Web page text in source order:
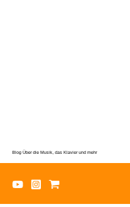
Blog Über die Musik, das Klavier und mehr